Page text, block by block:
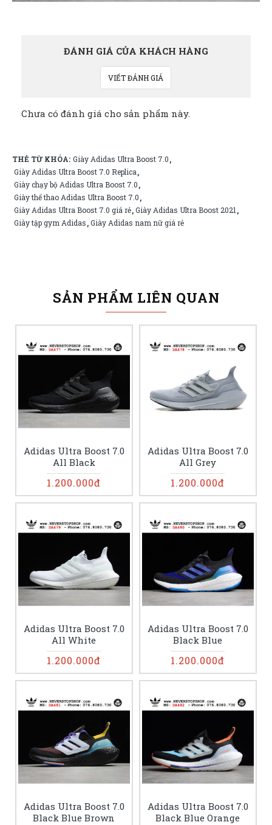
ĐÁNH GIÁ CỦA KHÁCH HÀNG
VIẾT ĐÁNH GIÁ
Chưa có đánh giá cho sản phẩm này.
THẺ TỪ KHÓA: Giày Adidas Ultra Boost 7.0,
Giày Adidas Ultra Boost 7.0 Replica,
Giày chạy bộ Adidas Ultra Boost 7.0,
Giày thể thao Adidas Ultra Boost 7.0,
Giày Adidas Ultra Boost 7.0 giá rẻ,Giày Adidas Ultra Boost 2021 ,
Giày tập gym Adidas,Giày Adidas nam nữ giá rẻ
SẢN PHẨM LIÊN QUAN
Adidas Ultra Boost 7.0
All Black
1.200.000đ
Adidas Ultra Boost 7.0
All Grey
1.200.000đ
Adidas Ultra Boost 7.0
All White
1.200.000đ
Adidas Ultra Boost 7.0
Black Blue
1.200.000đ
Adidas Ultra Boost 7.0
Black Blue Brown
Adidas Ultra Boost 7.0
Black Blue Orange